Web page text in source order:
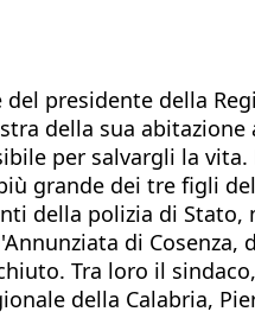
presidente della
della sua
per salvargli la
grande dei tre figli
della polizia di Stato,
di Cosenza,
Tra loro il
della Calabria,